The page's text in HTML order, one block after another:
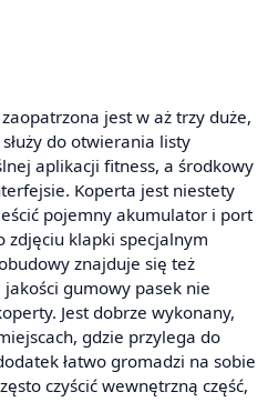
jest w aż trzy duże,
do otwierania listy
aplikacji fitness, a środkowy
Koperta jest niestety
pojemny akumulator i port
zdjęciu klapki specjalnym
znajduje się też
gumowy pasek nie
Jest dobrze wykonany,
gdzie przylega do
łatwo gromadzi na sobie
czyścić wewnętrzną część,